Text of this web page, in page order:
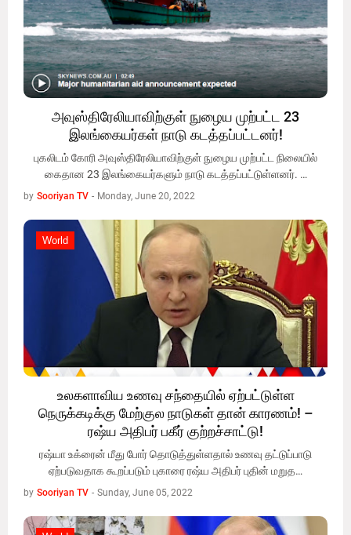
அவுஸ்திரேலியாவிற்குள் நுழைய முற்பட்ட 23
இலங்கையர்கள் நாடு கடத்தப்பட்டனர்!
புகலிடம் கோரி அவுஸ்திரேலியாவிற்குள் நுழைய முற்பட்ட நிலையில்
கைதான 23 இலங்கையர்களும் நாடு கடத்தப்பட்டுள்ளனர். …
by Sooriyan TV - Monday, June 20, 2022
World
World
உலகளாவிய உணவு சந்தையில் ஏற்பட்டுள்ள
நெருக்கடிக்கு மேற்குல நாடுகள் தான் காரணம்! –
ரஷ்ய அதிபர் பகீர் குற்றச்சாட்டு!
ரஷ்யா உக்ரைன் மீது போர் தொடுத்துள்ளதால் உணவு தட்டுப்பாடு
ஏற்படுவதாக கூறப்படும் புகாரை ரஷ்ய அதிபர் புதின் மறுத…
by Sooriyan TV - Sunday, June 05, 2022